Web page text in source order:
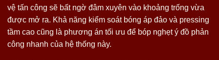
vệ tấn công sẽ bất ngờ đâm xuyên vào khoảng trống vừa
được mở ra. Khả năng kiểm soát bóng áp đảo và pressing
tầm cao cũng là phương án tối ưu để bóp nghẹt ý đồ phản
công nhanh của hệ thống này.